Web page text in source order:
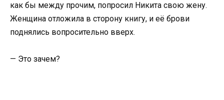
как бы между прочим, попросил Никита свою жену.
Женщина отложила в сторону книгу, и её брови
поднялись вопросительно вверх.
— Это зачем?